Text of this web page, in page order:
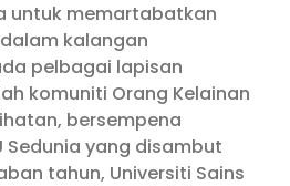
untuk memartabatkan
kalangan
pelbagai lapisan
komuniti Orang Kelainan
bersempena
Sedunia yang disambut
tahun, Universiti Sains